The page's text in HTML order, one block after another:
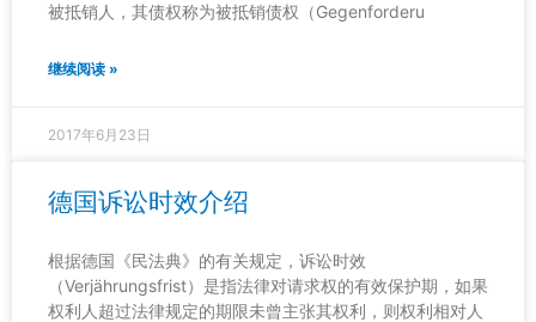
被抵销人，其债权称为被抵销债权（Gegenforderu
继续阅读 »
2017年6月23日
德国诉讼时效介绍
根据德国《民法典》的有关规定，诉讼时效
（Verjährungsfrist）是指法律对请求权的有效保护期，如果
权利人超过法律规定的期限未曾主张其权利，则权利相对人